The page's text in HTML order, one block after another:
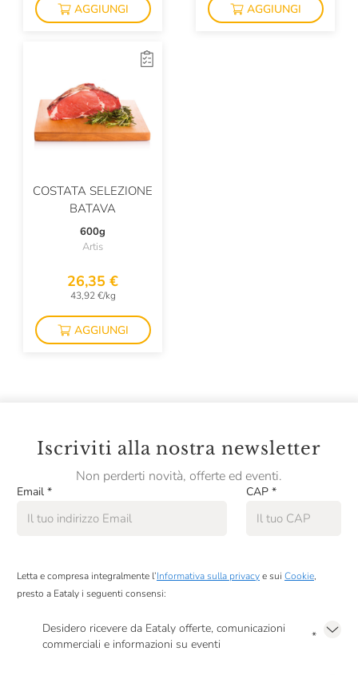
AGGIUNGI AGGIUNGI
COSTATA SELEZIONE
BATAVA
600g
Artis
26,35 €
43,92 €/kg
AGGIUNGI
Iscriviti alla nostra newsletter
Non perderti novità, offerte ed eventi.
Email * CAP *
Letta e compresa integralmente l’Informativa sulla privacye sui Cookie,
presto a Eataly i seguenti consensi:
Desidero ricevere da Eataly offerte, comunicazioni
commerciali e informazioni su eventi
*